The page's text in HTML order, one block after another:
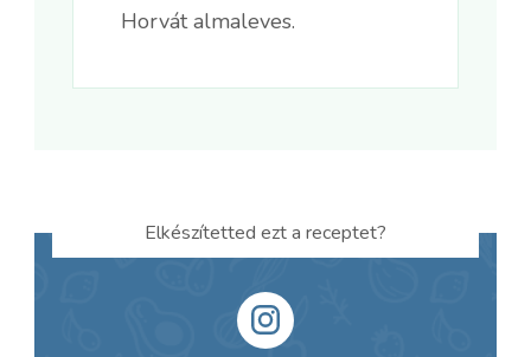
Horvát almaleves.
Elkészítetted ezt a receptet?